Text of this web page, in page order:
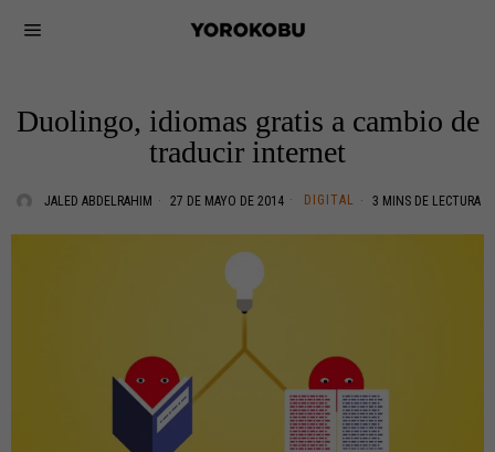
Duolingo, idiomas gratis a cambio de
traducir internet
JALED ABDELRAHIM 27 DE MAYO DE 2014 DIGITAL 3 MINS DE LECTURA